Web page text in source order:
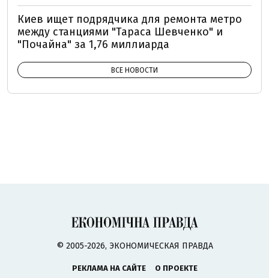
Киев ищет подрядчика для ремонта метро
между станциями "Тараса Шевченко" и
"Почайна" за 1,76 миллиарда
ВСЕ НОВОСТИ
© 2005-2026, ЭКОНОМИЧЕСКАЯ ПРАВДА
РЕКЛАМА НА САЙТЕ
О ПРОЕКТЕ